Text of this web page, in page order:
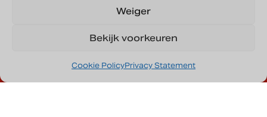
Weiger
Bekijk voorkeuren
Cookie PolicyPrivacy Statement